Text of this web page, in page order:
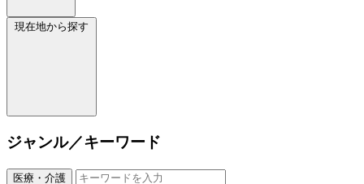
現在地から探す
ジャンル／キーワード
医療・介護